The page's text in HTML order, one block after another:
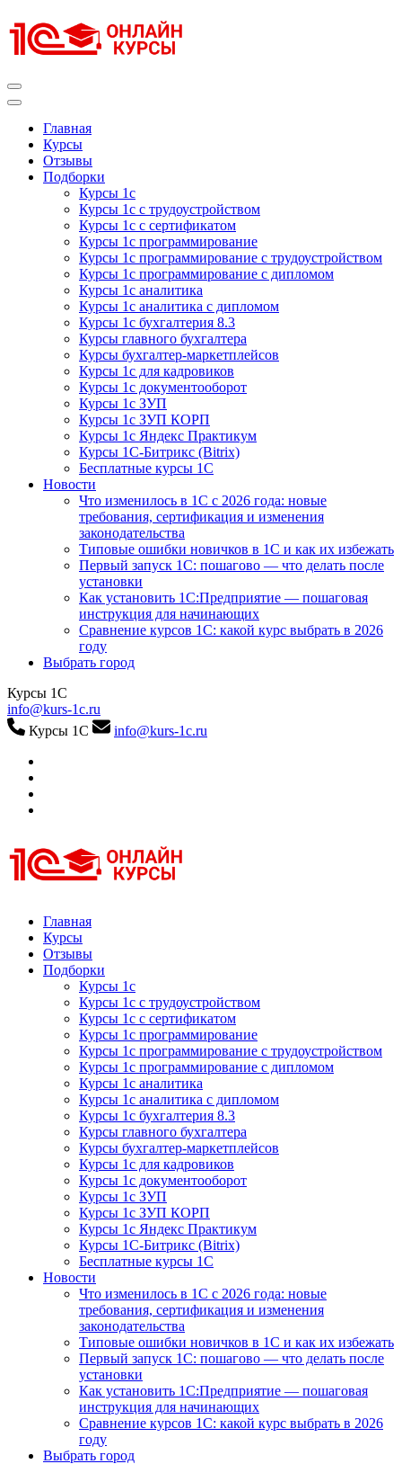
к
содержимому
Главная
Курсы
Отзывы
Подборки
Курсы 1с
Курсы 1с с трудоустройством
Курсы 1с с сертификатом
Курсы 1с программирование
Курсы 1с программирование с трудоустройством
Курсы 1с программирование с дипломом
Курсы 1с аналитика
Курсы 1с аналитика с дипломом
Курсы 1с бухгалтерия 8.3
Курсы главного бухгалтера
Курсы бухгалтер-маркетплейсов
Курсы 1с для кадровиков
Курсы 1с документооборот
Курсы 1с ЗУП
Курсы 1с ЗУП КОРП
Курсы 1с Яндекс Практикум
Курсы 1С-Битрикс (Bitrix)
Бесплатные курсы 1С
Новости
Что изменилось в 1С с 2026 года: новые
требования, сертификация и изменения
законодательства
Типовые ошибки новичков в 1С и как их избежать
Первый запуск 1С: пошагово — что делать после
установки
Как установить 1С:Предприятие — пошаговая
инструкция для начинающих
Сравнение курсов 1С: какой курс выбрать в 2026
году
Выбрать город
Курсы 1С
info@kurs-1c.ru
Курсы 1С
info@kurs-1c.ru
Курсы 1С
Курсы 1С официальная сертификация
Главная
Курсы
Отзывы
Подборки
Курсы 1с
Курсы 1с с трудоустройством
Курсы 1с с сертификатом
Курсы 1с программирование
Курсы 1с программирование с трудоустройством
Курсы 1с программирование с дипломом
Курсы 1с аналитика
Курсы 1с аналитика с дипломом
Курсы 1с бухгалтерия 8.3
Курсы главного бухгалтера
Курсы бухгалтер-маркетплейсов
Курсы 1с для кадровиков
Курсы 1с документооборот
Курсы 1с ЗУП
Курсы 1с ЗУП КОРП
Курсы 1с Яндекс Практикум
Курсы 1С-Битрикс (Bitrix)
Бесплатные курсы 1С
Новости
Что изменилось в 1С с 2026 года: новые
требования, сертификация и изменения
законодательства
Типовые ошибки новичков в 1С и как их избежать
Первый запуск 1С: пошагово — что делать после
установки
Как установить 1С:Предприятие — пошаговая
инструкция для начинающих
Сравнение курсов 1С: какой курс выбрать в 2026
году
Выбрать город